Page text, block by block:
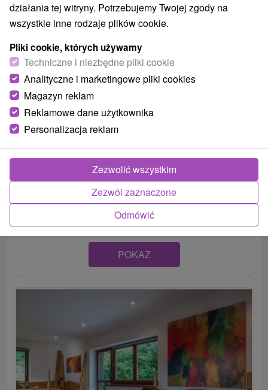
Chata Lesnička Nová Lesná
Štýlova chata v nádhernom tatranskom prostredí, v
malebnej obci Nová Lesná, ponúka komfortné...
POKAZ
działania tej witryny. Potrzebujemy Twojej zgody na
wszystkie inne rodzaje plików cookie.
Pliki cookie, których używamy
Techniczne i niezbędne pliki cookie
Analityczne i marketingowe pliki cookies
Magazyn reklam
Reklamowe dane użytkownika
Personalizacja reklam
Odmówić
Zezwól zaznaczone
Zezwolić wszystkim